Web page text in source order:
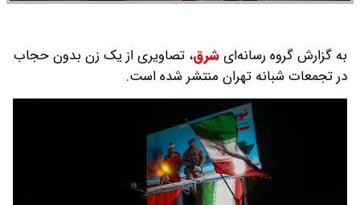
به گزارش گروه رسانه‌ایشرق، تصاویری از یک زن بدون حجاب
در تجمعات شبانه تهران منتشر شده است.